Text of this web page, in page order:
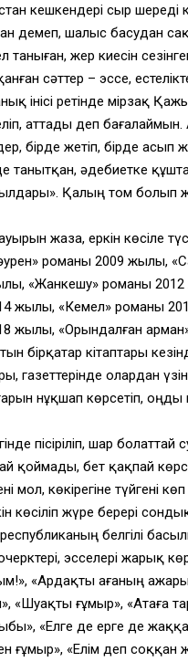
кешкендері сыр шереді
демеп, шалыс басудан
жер киесін
сәттер – эссе,
інісі ретінде Өмірзақ
аттады деп
бірде жетіп, бірде асып
танытқан, әдебиетке
Қалың том болып
жаза, еркін көсіле
романы 2009 жылы,
«Жанкешу» романы
жылы, «Кемел» романы
жылы, «Орындалған
бірқатар кітаптары
газеттерінде олардан
нұқшап көрсетіп, оңды
пісіріліп, шар болаттай
қоймады, бет қақпай
мол, көкірегіне түйгені
жүре берері
белгілі
эсселері жарық
«Ардақты ағаның
«Шуақты ғұмыр», «Атаға
«Елге де ерге де
ғұмыр», «Елім деп соққан